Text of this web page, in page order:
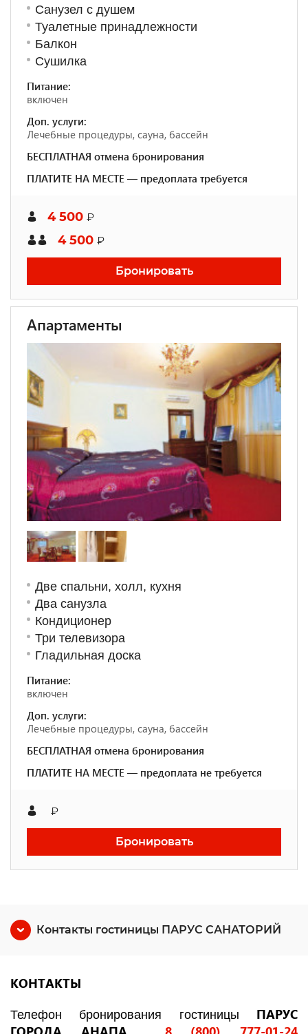
Санузел с душем
Туалетные принадлежности
Балкон
Сушилка
Питание:
включен
Доп. услуги:
Лечебные процедуры, сауна, бассейн
БЕСПЛАТНАЯ отмена бронирования
ПЛАТИТЕ НА МЕСТЕ — предоплата требуется
4 500 ₽
4 500 ₽
Бронировать
Апартаменты
Две спальни, холл, кухня
Два санузла
Кондиционер
Три телевизора
Гладильная доска
Питание:
включен
Доп. услуги:
Лечебные процедуры, сауна, бассейн
БЕСПЛАТНАЯ отмена бронирования
ПЛАТИТЕ НА МЕСТЕ — предоплата не требуется
₽
Бронировать
Контакты гостиницы ПАРУС САНАТОРИЙ
КОНТАКТЫ
Телефон бронирования гостиницы ПАРУС